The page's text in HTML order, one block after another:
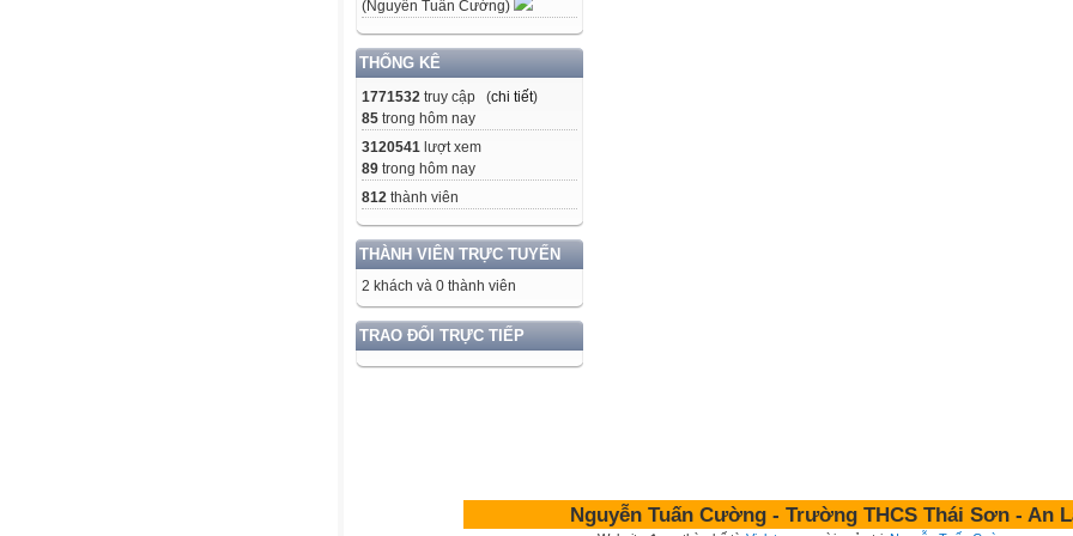
(Nguyễn Tuấn Cường)
THỐNG KÊ
1771532 truy cập (chi tiết)
85 trong hôm nay
3120541 lượt xem
89 trong hôm nay
812 thành viên
THÀNH VIÊN TRỰC TUYẾN
2 khách và 0 thành viên
TRAO ĐỔI TRỰC TIẾP
Nguyễn Tuấn Cường - Trường THCS Thái Sơn - An Lão